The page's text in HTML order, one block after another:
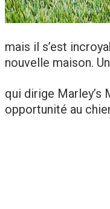
mais il s’est
nouvelle maison.
qui dirige Marley’s
opportunité au